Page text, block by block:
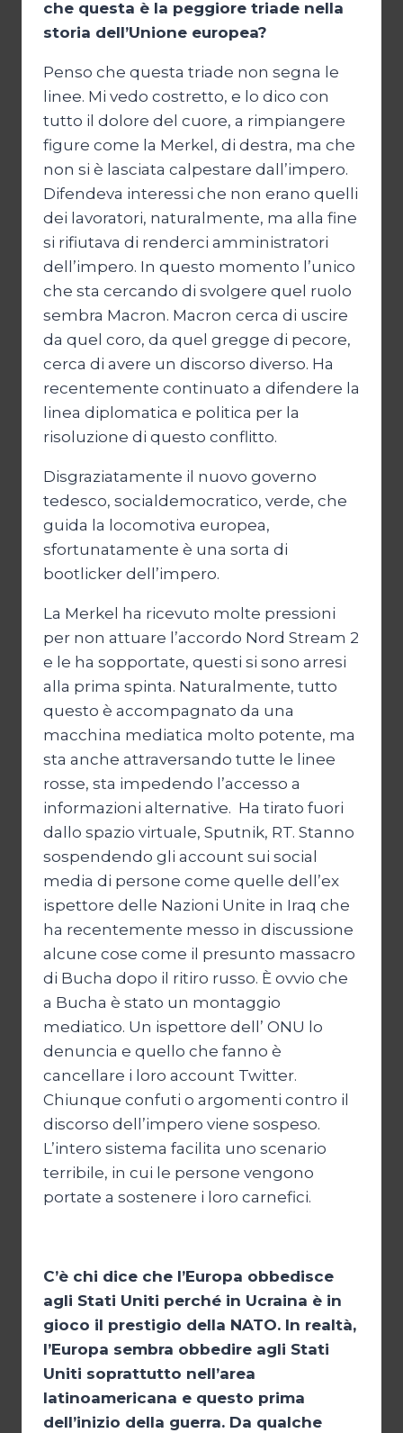
che questa è la peggiore triade nella
storia dell’Unione europea?
Penso che questa triade non segna le
linee. Mi vedo costretto, e lo dico con
tutto il dolore del cuore, a rimpiangere
figure come la Merkel, di destra, ma che
non si è lasciata calpestare dall’impero.
Difendeva interessi che non erano quelli
dei lavoratori, naturalmente, ma alla fine
si rifiutava di renderci amministratori
dell’impero. In questo momento l’unico
che sta cercando di svolgere quel ruolo
sembra Macron. Macron cerca di uscire
da quel coro, da quel gregge di pecore,
cerca di avere un discorso diverso. Ha
recentemente continuato a difendere la
linea diplomatica e politica per la
risoluzione di questo conflitto.
Disgraziatamente il nuovo governo
tedesco, socialdemocratico, verde, che
guida la locomotiva europea,
sfortunatamente è una sorta di
bootlicker dell’impero.
La Merkel ha ricevuto molte pressioni
per non attuare l’accordo Nord Stream 2
e le ha sopportate, questi si sono arresi
alla prima spinta. Naturalmente, tutto
questo è accompagnato da una
macchina mediatica molto potente, ma
sta anche attraversando tutte le linee
rosse, sta impedendo l’accesso a
informazioni alternative. Ha tirato fuori
dallo spazio virtuale, Sputnik, RT. Stanno
sospendendo gli account sui social
media di persone come quelle dell’ex
ispettore delle Nazioni Unite in Iraq che
ha recentemente messo in discussione
alcune cose come il presunto massacro
di Bucha dopo il ritiro russo. È ovvio che
a Bucha è stato un montaggio
mediatico. Un ispettore dell’ ONU lo
denuncia e quello che fanno è
cancellare i loro account Twitter.
Chiunque confuti o argomenti contro il
discorso dell’impero viene sospeso.
L’intero sistema facilita uno scenario
terribile, in cui le persone vengono
portate a sostenere i loro carnefici.
C’è chi dice che l’Europa obbedisce
agli Stati Uniti perché in Ucraina è in
gioco il prestigio della NATO. In realtà,
l’Europa sembra obbedire agli Stati
Uniti soprattutto nell’area
latinoamericana e questo prima
dell’inizio della guerra. Da qualche